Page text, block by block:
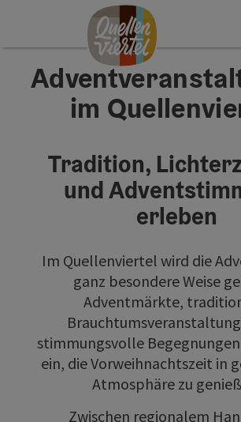
Zum InhaltAccesskey
[0]
Zur Navigation Accesskey
[1]
Zum Seitenanfang Accesskey
[2]
im
Tradition,
und
erleben
Im Quellenviertel wird die
ganz besondere Weise
Adventmärkte,
stimmungsvolle
ein, die Vorweihnachtszeit in
Atmosphäre zu
Zwischen regionalem